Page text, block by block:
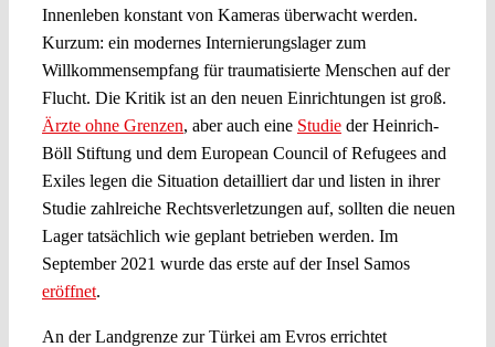
Innenleben konstant von Kameras überwacht werden.
Kurzum: ein modernes Internierungslager zum
Willkommensempfang für traumatisierte Menschen auf der
Flucht. Die Kritik ist an den neuen Einrichtungen ist groß.
Ärzte ohne Grenzen, aber auch eine Studieder Heinrich-
Böll Stiftung und dem European Council of Refugees and
Exiles legen die Situation detailliert dar und listen in ihrer
Studie zahlreiche Rechtsverletzungen auf, sollten die neuen
Lager tatsächlich wie geplant betrieben werden. Im
September 2021 wurde das erste auf der Insel Samos
eröffnet.
An der Landgrenze zur Türkei am Evros errichtet